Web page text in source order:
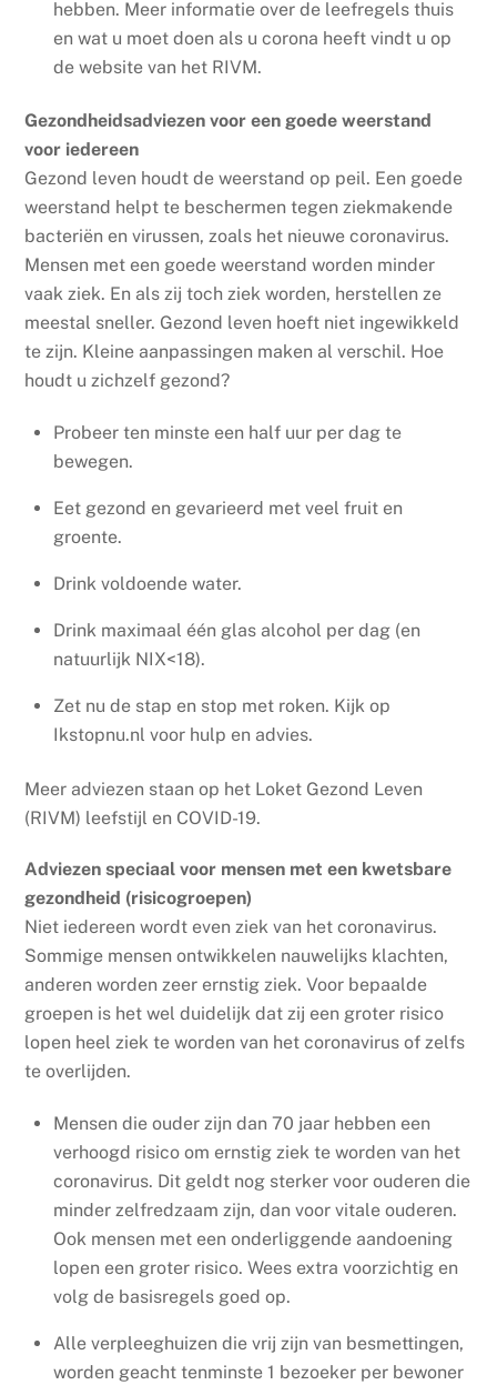
hebben. Meer informatie over de leefregels thuis
en wat u moet doen als u corona heeft vindt u op
de website van het RIVM.
Gezondheidsadviezen voor een goede weerstand
voor iedereen
Gezond leven houdt de weerstand op peil. Een goede
weerstand helpt te beschermen tegen ziekmakende
bacteriën en virussen, zoals het nieuwe coronavirus.
Mensen met een goede weerstand worden minder
vaak ziek. En als zij toch ziek worden, herstellen ze
meestal sneller. Gezond leven hoeft niet ingewikkeld
te zijn. Kleine aanpassingen maken al verschil. Hoe
houdt u zichzelf gezond?
Probeer ten minste een half uur per dag te
bewegen.
Eet gezond en gevarieerd met veel fruit en
groente.
Drink voldoende water.
Drink maximaal één glas alcohol per dag (en
natuurlijk NIX<18).
Zet nu de stap en stop met roken. Kijk op
Ikstopnu.nl voor hulp en advies.
Meer adviezen staan op het Loket Gezond Leven
(RIVM) leefstijl en COVID-19.
Adviezen speciaal voor mensen met een kwetsbare
gezondheid (risicogroepen)
Niet iedereen wordt even ziek van het coronavirus.
Sommige mensen ontwikkelen nauwelijks klachten,
anderen worden zeer ernstig ziek. Voor bepaalde
groepen is het wel duidelijk dat zij een groter risico
lopen heel ziek te worden van het coronavirus of zelfs
te overlijden.
Mensen die ouder zijn dan 70 jaar hebben een
verhoogd risico om ernstig ziek te worden van het
coronavirus. Dit geldt nog sterker voor ouderen die
minder zelfredzaam zijn, dan voor vitale ouderen.
Ook mensen met een onderliggende aandoening
lopen een groter risico. Wees extra voorzichtig en
volg de basisregels goed op.
Alle verpleeghuizen die vrij zijn van besmettingen,
worden geacht tenminste 1 bezoeker per bewoner